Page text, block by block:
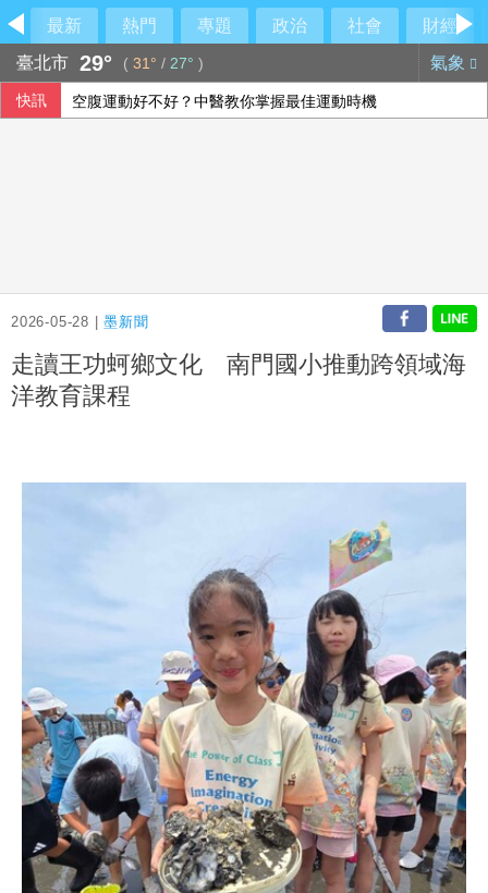
最新 熱門 專題 政治 社會
財經
臺北市 29° ( 31° / 27° ) 氣象
快訊 空腹運動好不好？中醫教你掌握最佳運動時機
2026-05-28 |墨新聞
走讀王功蚵鄉文化 南門國小推動跨領域海
洋教育課程